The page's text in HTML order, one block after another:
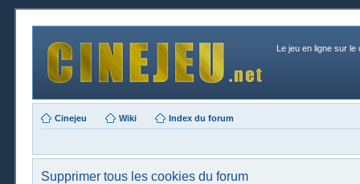
Le jeu en ligne sur le
Cinejeu Wiki Index du forum
Supprimer tous les cookies du forum